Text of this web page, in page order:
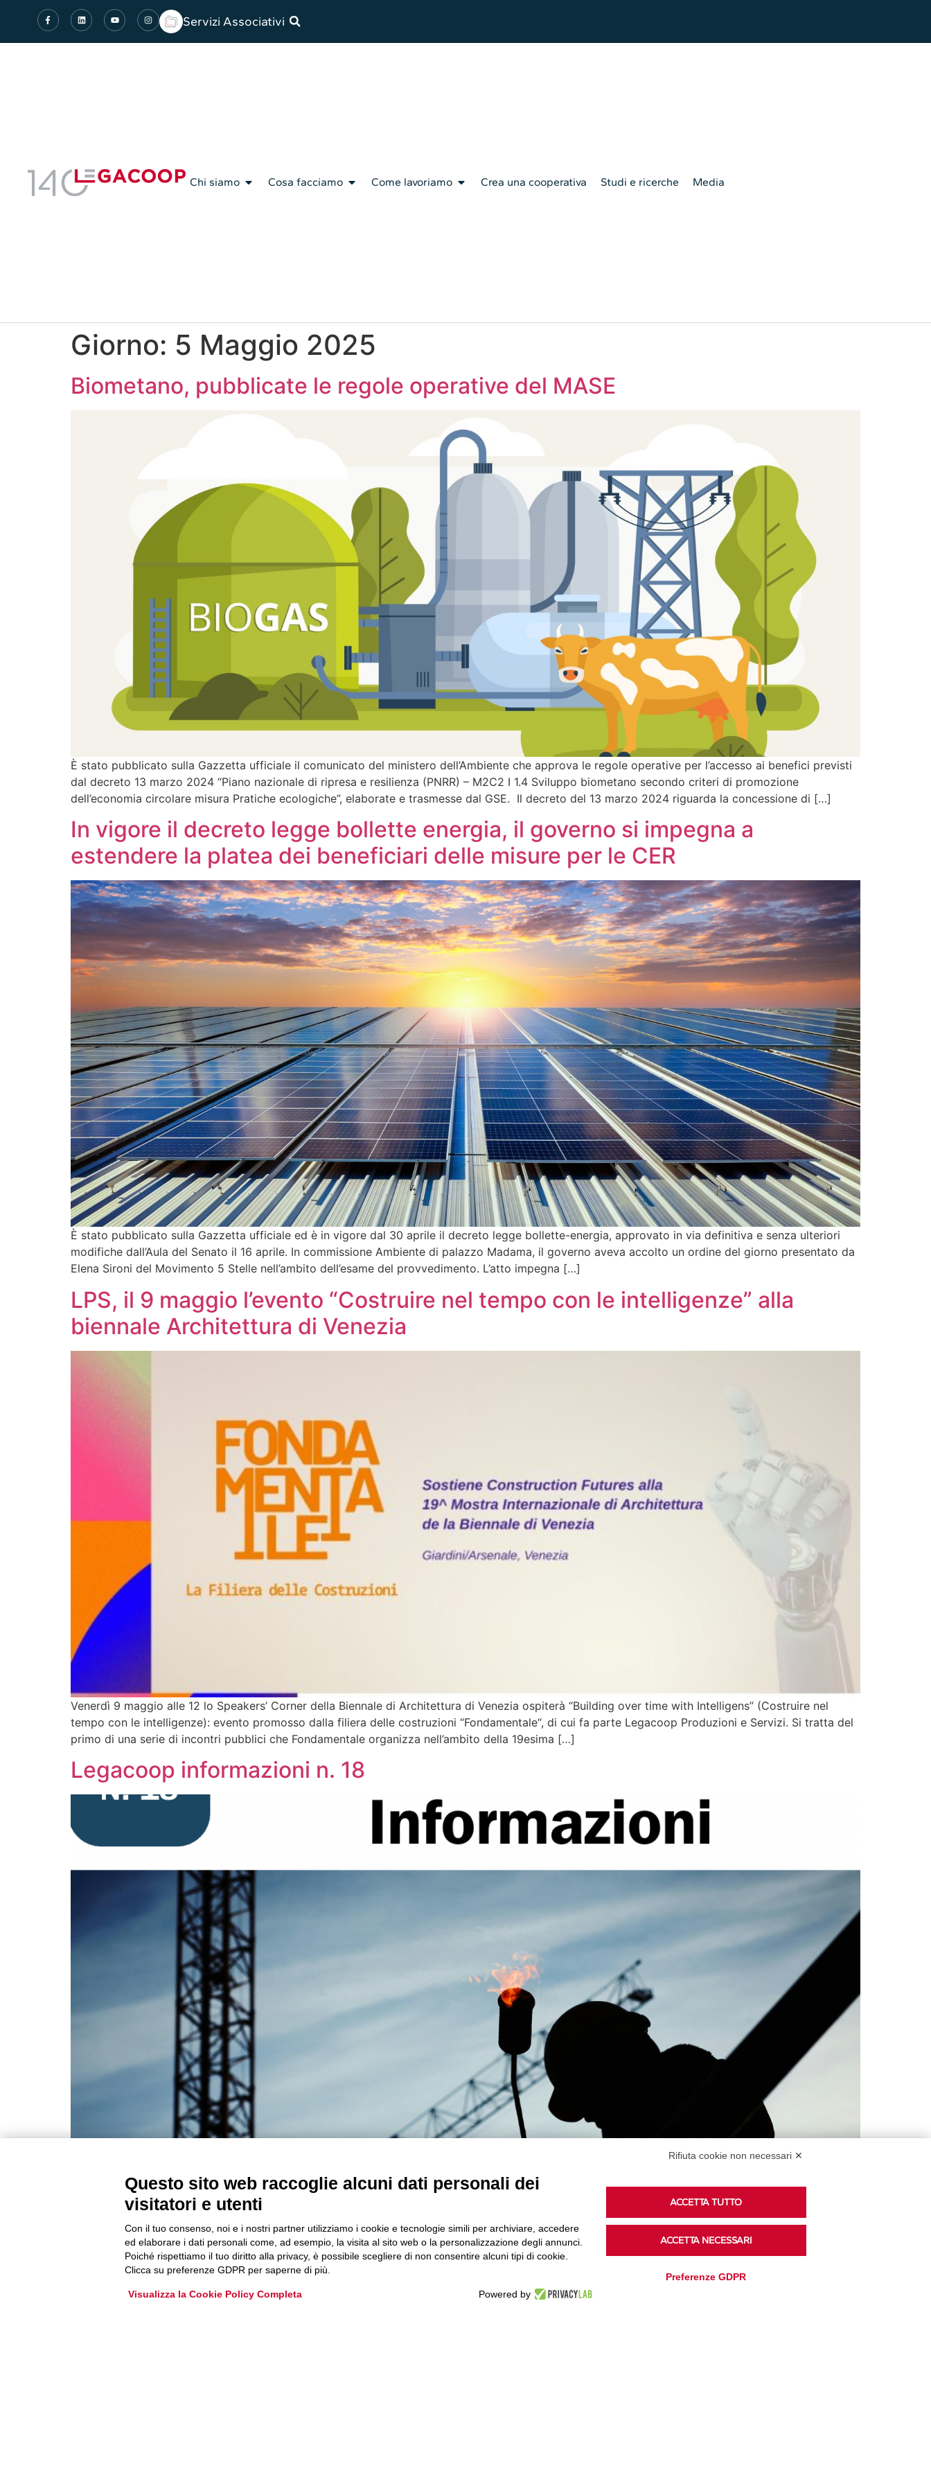
Servizi Associativi
Chi siamo Cosa facciamo Come lavoriamo Crea una cooperativa Studi e ricerche Media
Giorno: 5 Maggio 2025
Biometano, pubblicate le regole operative del MASE
È stato pubblicato sulla Gazzetta ufficiale il comunicato del ministero dell’Ambiente che approva le regole operative per l’accesso ai benefici previsti
dal decreto 13 marzo 2024 “Piano nazionale di ripresa e resilienza (PNRR) – M2C2 I 1.4 Sviluppo biometano secondo criteri di promozione
dell’economia circolare misura Pratiche ecologiche”, elaborate e trasmesse dal GSE. Il decreto del 13 marzo 2024 riguarda la concessione di […]
In vigore il decreto legge bollette energia, il governo si impegna a
estendere la platea dei beneficiari delle misure per le CER
È stato pubblicato sulla Gazzetta ufficiale ed è in vigore dal 30 aprile il decreto legge bollette-energia, approvato in via definitiva e senza ulteriori
modifiche dall’Aula del Senato il 16 aprile. In commissione Ambiente di palazzo Madama, il governo aveva accolto un ordine del giorno presentato da
Elena Sironi del Movimento 5 Stelle nell’ambito dell’esame del provvedimento. L’atto impegna […]
LPS, il 9 maggio l’evento “Costruire nel tempo con le intelligenze” alla
biennale Architettura di Venezia
Venerdì 9 maggio alle 12 lo Speakers’ Corner della Biennale di Architettura di Venezia ospiterà “Building over time with Intelligens” (Costruire nel
tempo con le intelligenze): evento promosso dalla filiera delle costruzioni “Fondamentale“, di cui fa parte Legacoop Produzioni e Servizi. Si tratta del
primo di una serie di incontri pubblici che Fondamentale organizza nell’ambito della 19esima […]
Legacoop informazioni n. 18
Newsletter
Accedi o iscriviti alla nostra Newsletter Legacoop
Informazioni per restare sempre aggiornati sul
mondo della cooperazione.
MultiMedia
Guarda i nostri video, storie e webinar.
Podcast
Ascolta i podcast di approfondimento di Legacoop
Rifiuta cookie non necessari ✕
Questo sito web raccoglie alcuni dati personali dei
visitatori e utenti
Con il tuo consenso, noi e i nostri partner utilizziamo i cookie e tecnologie simili per archiviare, accedere
ed elaborare i dati personali come, ad esempio, la visita al sito web o la personalizzazione degli annunci.
Poiché rispettiamo il tuo diritto alla privacy, è possibile scegliere di non consentire alcuni tipi di cookie.
Clicca su preferenze GDPR per saperne di più.
Visualizza la Cookie Policy Completa Powered by
ACCETTA TUTTO
ACCETTA NECESSARI
Preferenze GDPR